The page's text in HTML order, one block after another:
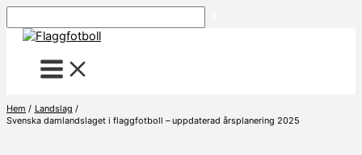
till
Hem
Landslag
Svenska damlandslaget i flaggfotboll – uppdaterad årsplanering 2025